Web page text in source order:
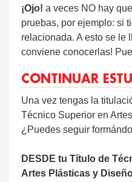
¡Ojo! a veces NO hay
pruebas, por ejemplo: si
relacionada. A esto se le
conviene conocerlas!
CONTINUAR
Una vez tengas la
Técnico Superior en
¿Puedes seguir
DESDE tu Título de
Artes Plásticas y